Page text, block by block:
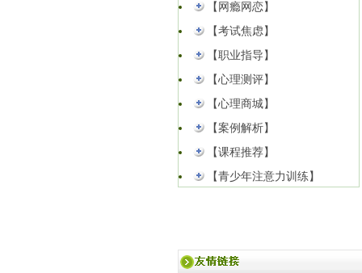
【网瘾网恋】
【考试焦虑】
【职业指导】
【心理测评】
【心理商城】
【案例解析】
【课程推荐】
【青少年注意力训练】